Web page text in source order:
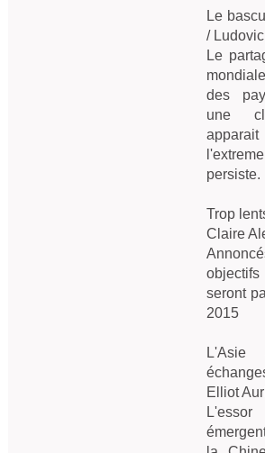
Le
/
Le
des
une
persiste.
Trop
Claire
seront
2015
L'Asie
Elliot